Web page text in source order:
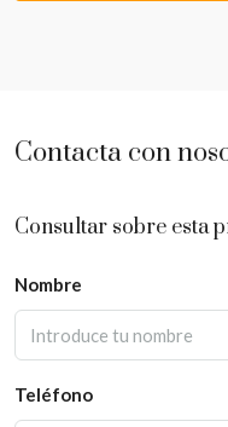
Contacta con
Consultar sobre esta
Nombre
Teléfono